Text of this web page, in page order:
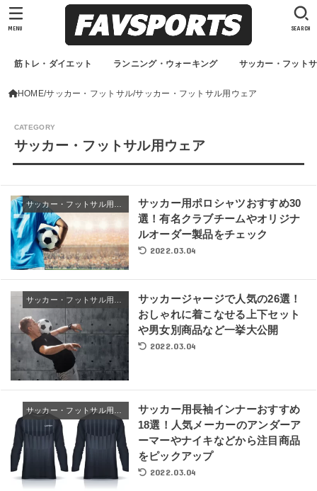
筋トレ・ダイエット ランニング・ウォーキング サッカー・フット
SEARCH
MENU
HOME サッカー・フットサル サッカー・フットサル用ウェア
サッカー・フットサル用ウェア
サッカー用ポロシャツおすすめ30
選！有名クラブチームやオリジナ
ルオーダー製品をチェック
2022.03.04
サッカージャージで人気の26選！
おしゃれに着こなせる上下セット
や男女別商品など一挙大公開
2022.03.04
サッカー・フットサル用ウェア
サッカー用長袖インナーおすすめ
18選！人気メーカーのアンダーア
ーマーやナイキなどから注目商品
をピックアップ
2022.03.04